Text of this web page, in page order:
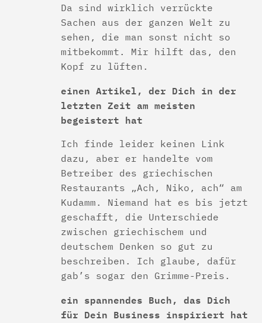
Da sind wirklich verrückte
Sachen aus der ganzen Welt zu
sehen, die man sonst nicht so
mitbekommt. Mir hilft das, den
Kopf zu lüften.
einen Artikel, der Dich in der
letzten Zeit am meisten
begeistert hat
Ich finde leider keinen Link
dazu, aber er handelte vom
Betreiber des griechischen
Restaurants „Ach, Niko, ach“ am
Kudamm. Niemand hat es bis jetzt
geschafft, die Unterschiede
zwischen griechischem und
deutschem Denken so gut zu
beschreiben. Ich glaube, dafür
gab’s sogar den Grimme-Preis.
ein spannendes Buch, das Dich
für Dein Business inspiriert hat